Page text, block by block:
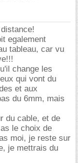
egalement
tableau, car vu
change les
qui vont du
et aux
du 6mm, mais
du cable, et de
le choix de
moi, je reste sur
je mettrais du